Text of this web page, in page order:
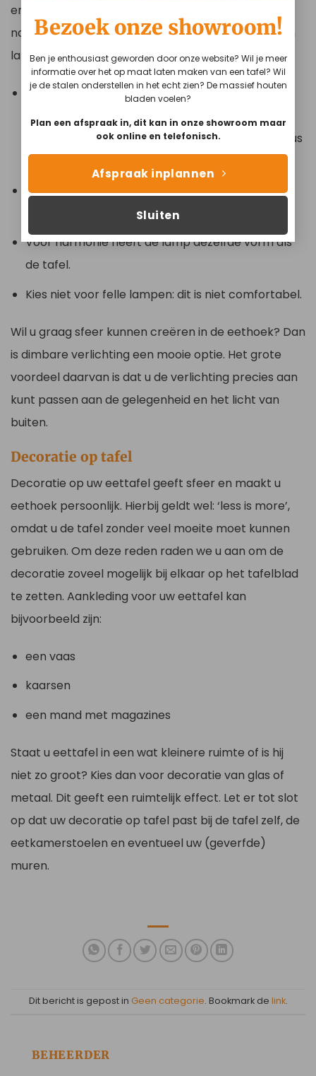
Bezoek onze showroom!
Ben je enthousiast geworden door onze website? Wil je meer
informatie over het op maat laten maken van een tafel? Wil
je de stalen onderstellen in het echt zien? De massief houten
bladen voelen?
Plan een afspraak in, dit kan in onze showroom maar
ook online en telefonisch.
Afspraak inplannen
Sluiten
en figuurlijk in de spotlights. Daarnaast is het
natuurlijk een oplossing voor donkere dagen. Bij een
lamp boven uw eettafel is het volgende belangrijk:
De ideale hoogte voor een lamp boven uw
eettafel is 60 tot 70 boven het tafelblad. Tussen
het tafelblad en de onderkant van de lamp zit dus
minimaal 60-70 cm.
Kies in een minder grote ruimte voor
lichtgekleurde of glazen lampen.
Voor harmonie heeft de lamp dezelfde vorm als
de tafel.
Kies niet voor felle lampen: dit is niet comfortabel.
Wil u graag sfeer kunnen creëren in de eethoek? Dan
is dimbare verlichting een mooie optie. Het grote
voordeel daarvan is dat u de verlichting precies aan
kunt passen aan de gelegenheid en het licht van
buiten.
Decoratie op tafel
Decoratie op uw eettafel geeft sfeer en maakt u
eethoek persoonlijk. Hierbij geldt wel: ‘less is more’,
omdat u de tafel zonder veel moeite moet kunnen
gebruiken. Om deze reden raden we u aan om de
decoratie zoveel mogelijk bij elkaar op het tafelblad
te zetten. Aankleding voor uw eettafel kan
bijvoorbeeld zijn:
een vaas
kaarsen
een mand met magazines
Staat u eettafel in een wat kleinere ruimte of is hij
niet zo groot? Kies dan voor decoratie van glas of
metaal. Dit geeft een ruimtelijk effect. Let er tot slot
op dat uw decoratie op tafel past bij de tafel zelf, de
eetkamerstoelen en eventueel uw (geverfde)
muren.
Dit bericht is gepost in Geen categorie. Bookmark de link.
BEHEERDER